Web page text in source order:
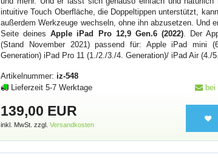
intuitive Touch Oberfläche, die Doppeltippen unterstützt,
außerdem Werkzeuge wechseln, ohne ihn abzusetzen. Und
Seite deinesApple iPad Pro 12,9 Gen.6 (2022). Der
(Stand November 2021) passend für: Apple iPad mini
Generation) iPad Pro 11 (1./2./3./4. Generation)/ iPad Air (4./
Artikelnummer: iz-548
Lieferzeit 5-7 Werktage
bei
139,00 EUR
inkl. MwSt. zzgl.Versandkosten